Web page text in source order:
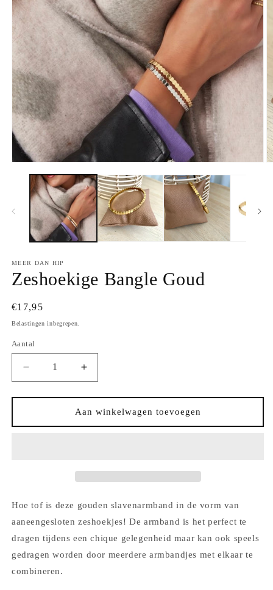
MEER DAN HIP
Zeshoekige Bangle Goud
Normale
prijs
€17,95
Belastingen inbegrepen.
Aantal
Aantal
Aantal
verlagen
voor
Zeshoekige
Bangle
Aantal
verhogen
voor
Zeshoekige
Bangle
Aan winkelwagen toevoegen
Hoe tof is deze gouden slavenarmband in de vorm van
aaneengesloten zeshoekjes! De armband is het perfect te
dragen tijdens een chique gelegenheid maar kan ook speels
gedragen worden door meerdere armbandjes met elkaar te
combineren.